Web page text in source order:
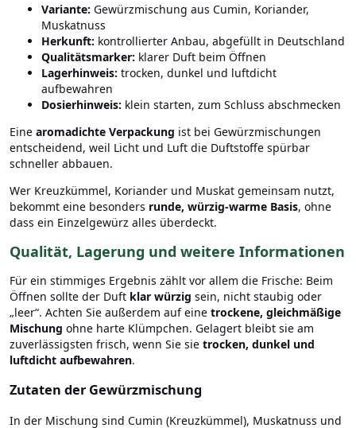
Variante: Gewürzmischung aus Cumin, Koriander,
Muskatnuss
Herkunft: kontrollierter Anbau, abgefüllt in Deutschland
Qualitätsmarker: klarer Duft beim Öffnen
Lagerhinweis: trocken, dunkel und luftdicht
aufbewahren
Dosierhinweis: klein starten, zum Schluss abschmecken
Eine aromadichte Verpackung ist bei Gewürzmischungen
entscheidend, weil Licht und Luft die Duftstoffe spürbar
schneller abbauen.
Wer Kreuzkümmel, Koriander und Muskat gemeinsam nutzt,
bekommt eine besonders runde, würzig-warme Basis, ohne
dass ein Einzelgewürz alles überdeckt.
Qualität, Lagerung und weitere Informationen
Für ein stimmiges Ergebnis zählt vor allem die Frische: Beim
Öffnen sollte der Duft klar würzig sein, nicht staubig oder
„leer“. Achten Sie außerdem auf eine trockene, gleichmäßige
Mischung ohne harte Klümpchen. Gelagert bleibt sie am
zuverlässigsten frisch, wenn Sie sie trocken, dunkel und
luftdicht aufbewahren.
Zutaten der Gewürzmischung
In der Mischung sind Cumin (Kreuzkümmel), Muskatnuss und